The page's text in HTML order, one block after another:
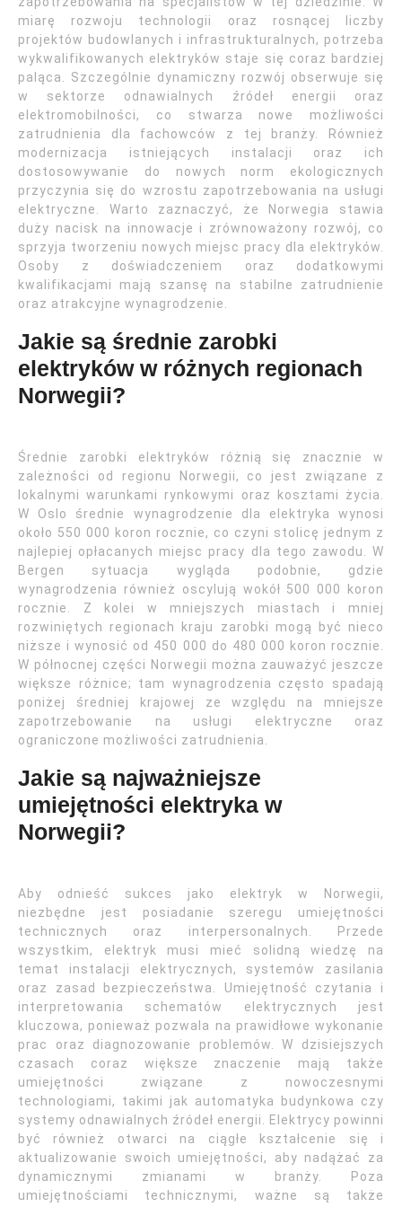
miarę rozwoju technologii oraz rosnącej liczby
projektów budowlanych i infrastrukturalnych, potrzeba
wykwalifikowanych elektryków staje się coraz bardziej
paląca. Szczególnie dynamiczny rozwój obserwuje się
w sektorze odnawialnych źródeł energii oraz
elektromobilności, co stwarza nowe możliwości
zatrudnienia dla fachowców z tej branży. Również
modernizacja istniejących instalacji oraz ich
dostosowywanie do nowych norm ekologicznych
przyczynia się do wzrostu zapotrzebowania na usługi
elektryczne. Warto zaznaczyć, że Norwegia stawia
duży nacisk na innowacje i zrównoważony rozwój, co
sprzyja tworzeniu nowych miejsc pracy dla elektryków.
Osoby z doświadczeniem oraz dodatkowymi
kwalifikacjami mają szansę na stabilne zatrudnienie
oraz atrakcyjne wynagrodzenie.
Jakie są średnie zarobki
elektryków w różnych regionach
Norwegii?
Średnie zarobki elektryków różnią się znacznie w
zależności od regionu Norwegii, co jest związane z
lokalnymi warunkami rynkowymi oraz kosztami życia.
W Oslo średnie wynagrodzenie dla elektryka wynosi
około 550 000 koron rocznie, co czyni stolicę jednym z
najlepiej opłacanych miejsc pracy dla tego zawodu. W
Bergen sytuacja wygląda podobnie, gdzie
wynagrodzenia również oscylują wokół 500 000 koron
rocznie. Z kolei w mniejszych miastach i mniej
rozwiniętych regionach kraju zarobki mogą być nieco
niższe i wynosić od 450 000 do 480 000 koron rocznie.
W północnej części Norwegii można zauważyć jeszcze
większe różnice; tam wynagrodzenia często spadają
poniżej średniej krajowej ze względu na mniejsze
zapotrzebowanie na usługi elektryczne oraz
ograniczone możliwości zatrudnienia.
Jakie są najważniejsze
umiejętności elektryka w
Norwegii?
Aby odnieść sukces jako elektryk w Norwegii,
niezbędne jest posiadanie szeregu umiejętności
technicznych oraz interpersonalnych. Przede
wszystkim, elektryk musi mieć solidną wiedzę na
temat instalacji elektrycznych, systemów zasilania
oraz zasad bezpieczeństwa. Umiejętność czytania i
interpretowania schematów elektrycznych jest
kluczowa, ponieważ pozwala na prawidłowe wykonanie
prac oraz diagnozowanie problemów. W dzisiejszych
czasach coraz większe znaczenie mają także
umiejętności związane z nowoczesnymi
technologiami, takimi jak automatyka budynkowa czy
systemy odnawialnych źródeł energii. Elektrycy powinni
być również otwarci na ciągłe kształcenie się i
aktualizowanie swoich umiejętności, aby nadążać za
dynamicznymi zmianami w branży. Poza
umiejętnościami technicznymi, ważne są także